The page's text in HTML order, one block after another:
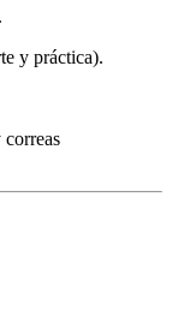
y práctica).